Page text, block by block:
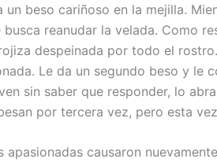
un beso cariñoso en la mejilla.
busca reanudar la velada. Como
despeinada por todo el
Le da un segundo beso y le
sin saber que responder, lo
por tercera vez, pero esta
apasionadas causaron